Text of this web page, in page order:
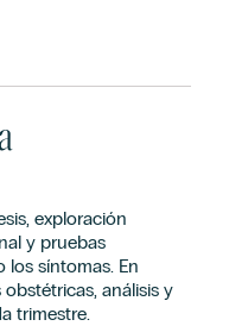
exploración
y pruebas
los síntomas. En
análisis y
trimestre.